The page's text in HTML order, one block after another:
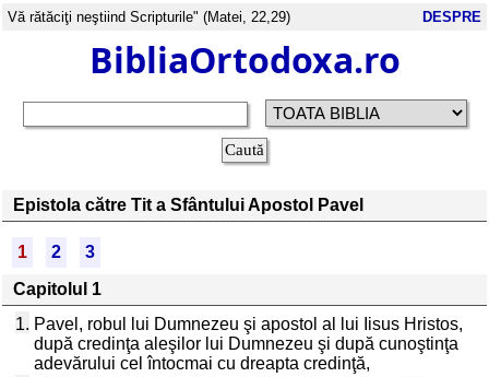
Vă rătăciţi neştiind Scripturile" (Matei, 22,29) DESPRE
BibliaOrtodoxa.ro
Epistola către Tit a Sfântului Apostol Pavel
1 2
3
Capitolul 1
1. Pavel, robul lui Dumnezeu şi apostol al lui Iisus Hristos,
după credinţa aleşilor lui Dumnezeu şi după cunoştinţa
adevărului cel întocmai cu dreapta credinţă,